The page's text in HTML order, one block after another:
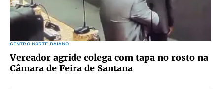
CENTRO NORTE BAIANO
Vereador agride colega com tapa no rosto na
Câmara de Feira de Santana